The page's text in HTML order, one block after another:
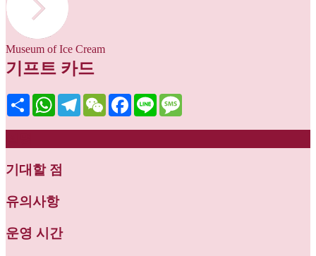
Museum of Ice Cream
기프트 카드
Share WhatsAppTelegramWeChatFacebook
Line
기대할 점
유의사항
운영 시간